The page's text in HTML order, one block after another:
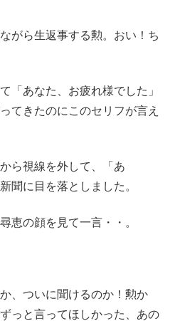
がら生返事する勲。おい！ち
「あなた、お疲れ様でした」
てきたのにこのセリフが言え
ら視線を外して、「あ
聞に目を落としました。
恵の顔を見て一言・・。
、ついに聞けるのか！勲か
っと言ってほしかった、あの